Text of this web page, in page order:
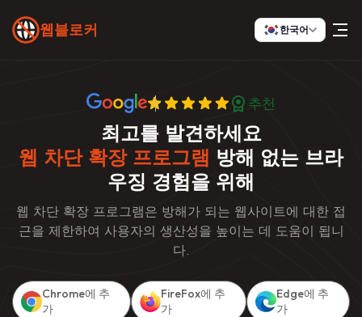
웹블로커 한국어
추천
최고를 발견하세요
웹 차단 확장 프로그램 방해 없는 브라
우징 경험을 위해
웹 차단 확장 프로그램은 방해가 되는 웹사이트에 대한 접
근을 제한하여 사용자의 생산성을 높이는 데 도움이 됩니
다.
Chrome에 추
가
FireFox에 추
가
Edge에 추
가